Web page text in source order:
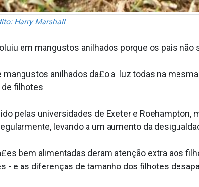
Harry Marshall
em mangustos anilhados porque os pais
anilhados da£o a luz todas na
de filhotes.
pelas universidades de Exeter e
levando a um aumento da
bem alimentadas deram atenção extra aos
- e as diferenças de tamanho dos filhotes